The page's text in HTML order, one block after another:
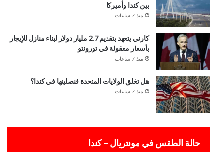
بين كندا وأميركا
منذ 7 ساعات
كارني يتعهد بتقديم 2.7 مليار دولار لبناء منازل للإيجار
بأسعار معقولة في تورونتو
منذ 7 ساعات
هل تغلق الولايات المتحدة قنصليتها في كندا؟
منذ 7 ساعات
حالة الطقس في مونتريال – كندا